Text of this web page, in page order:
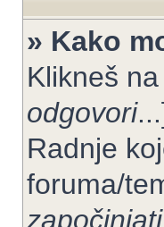
» Kako
Klikneš
odgovori
Radnje
foruma/